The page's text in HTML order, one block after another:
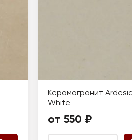
Керамогранит Ardesia
White
от 550 ₽